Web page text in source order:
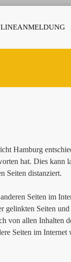
Hamburg
hat. Dies
Seiten distanziert.
Seiten im
gelinkten Seiten und
von allen Inhalten
Seiten im Internet